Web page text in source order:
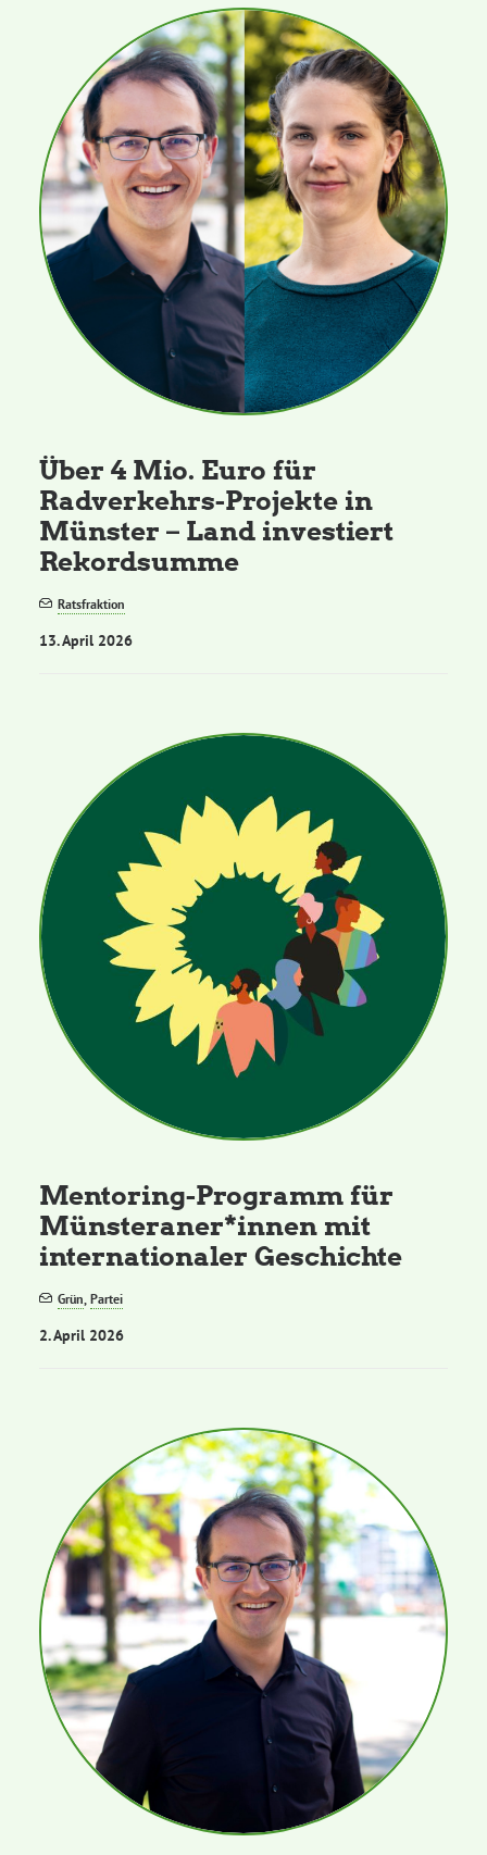
Aktiv werden
Termine
Arbeitsgruppen
Mitglied werden
Kommunalpolitik
Engagement-Sprechstunde
CampusGrün
Aktuelles
Kontakt
Über 4 Mio. Euro für
Radverkehrs-Projekte in
Münster – Land investiert
Rekordsumme
Ratsfraktion
13. April 2026
Mentoring-Programm für
Münsteraner*innen mit
internationaler Geschichte
Grün,Partei
2. April 2026